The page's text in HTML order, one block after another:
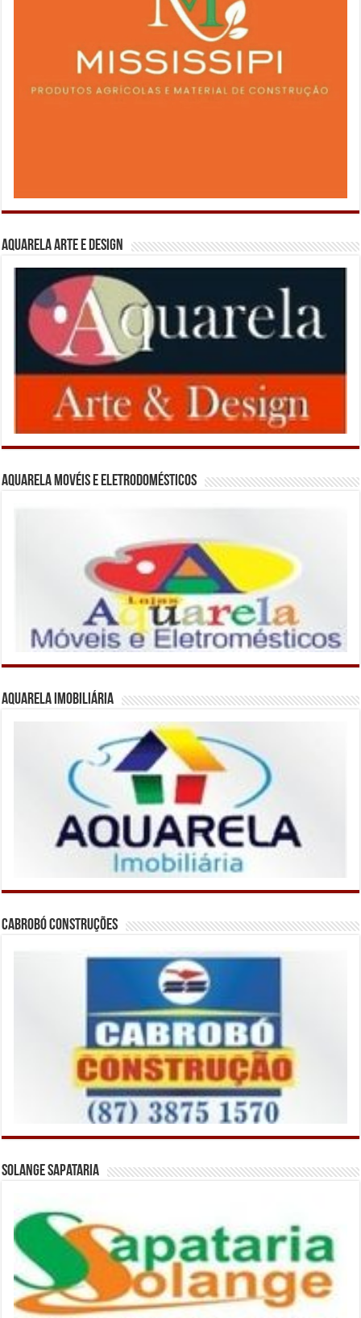
Aquarela Arte e Design
Aquarela Movéis e Eletrodomésticos
Aquarela Imobiliária
Cabrobó Construções
Solange Sapataria